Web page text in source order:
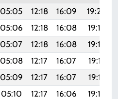
05:05 12:18 16:09 19:20
05:06 12:18 16:08 19:19
05:07 12:18 16:08 19:18
05:08 12:17 16:07 19:17
05:09 12:17 16:07 19:15
05:10 12:17 16:06 19:14